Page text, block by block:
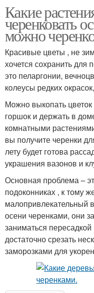
Какие
черенковать
можно
Красивые цветы , не
хочется сохранить
это пеларгонии,
колеусы редких
Можно выкопать
горшок и держать в
комнатными
вы получите черенки
лету будет готова
украшения вазонов и
Основная проблема –
подоконниках , к тому
малопривлекательный
осени черенками, они
заниматься
достаточно срезать
заморозками для